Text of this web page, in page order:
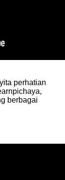
perhatian
berbagai